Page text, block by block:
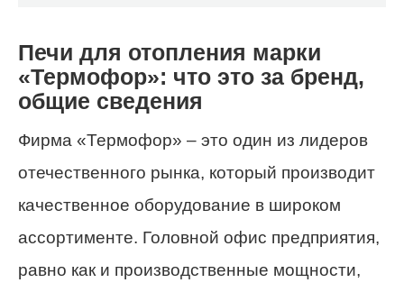
Печи для отопления марки
«Термофор»: что это за бренд,
общие сведения
Фирма «Термофор» – это один из лидеров
отечественного рынка, который производит
качественное оборудование в широком
ассортименте. Головной офис предприятия,
равно как и производственные мощности,